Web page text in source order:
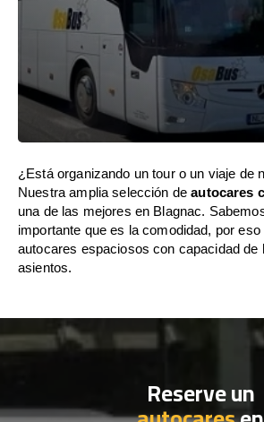
¿Está organizando un tour o un viaje de
Nuestra amplia selección deautocares
una de las mejores en Blagnac.
importante que es la comodidad, por
autocares espaciosos con capacidad de
asientos.
Reserve un